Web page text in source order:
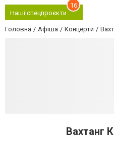
Наші спецпроєкти
16
Головна Афіша Концерти
Вахтанг